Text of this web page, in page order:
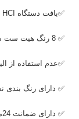
✅بافت دستگاه HCI
✅ 8 رنگ هیت ست شده
✅عدم استفاده از
✅ دارای رنگ بندی
✅ دارای ضمانت 24ماهه کیفیت فرش